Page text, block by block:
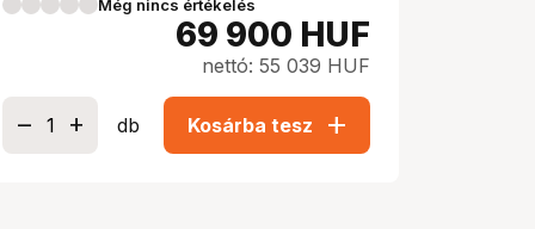
Még nincs értékelés
69 900 HUF
nettó: 55 039 HUF
db Kosárba tesz add